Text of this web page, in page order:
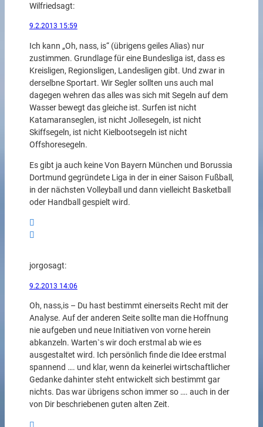
Wilfriedsagt:
9.2.2013 15:59
Ich kann „Oh, nass, is“ (übrigens geiles Alias) nur
zustimmen. Grundlage für eine Bundesliga ist, dass es
Kreisligen, Regionsligen, Landesligen gibt. Und zwar in
derselbne Sportart. Wir Segler sollten uns auch mal
dagegen wehren das alles was sich mit Segeln auf dem
Wasser bewegt das gleiche ist. Surfen ist nicht
Katamaranseglen, ist nicht Jollesegeln, ist nicht
Skiffsegeln, ist nicht Kielbootsegeln ist nicht
Offshoresegeln.
Es gibt ja auch keine Von Bayern München und Borussia
Dortmund gegründete Liga in der in einer Saison Fußball,
in der nächsten Volleyball und dann vielleicht Basketball
oder Handball gespielt wird.
jorgosagt:
9.2.2013 14:06
Oh, nass,is – Du hast bestimmt einerseits Recht mit der
Analyse. Auf der anderen Seite sollte man die Hoffnung
nie aufgeben und neue Initiativen von vorne herein
abkanzeln. Warten`s wir doch erstmal ab wie es
ausgestaltet wird. Ich persönlich finde die Idee erstmal
spannend …. und klar, wenn da keinerlei wirtschaftlicher
Gedanke dahinter steht entwickelt sich bestimmt gar
nichts. Das war übrigens schon immer so …. auch in der
von Dir beschriebenen guten alten Zeit.